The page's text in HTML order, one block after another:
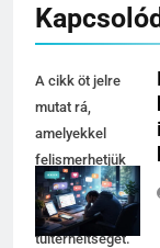
A cikk öt jelre
mutat rá,
amelyekkel
felismerhetjük
és kezelhetjük a
digitális
túlterheltséget.